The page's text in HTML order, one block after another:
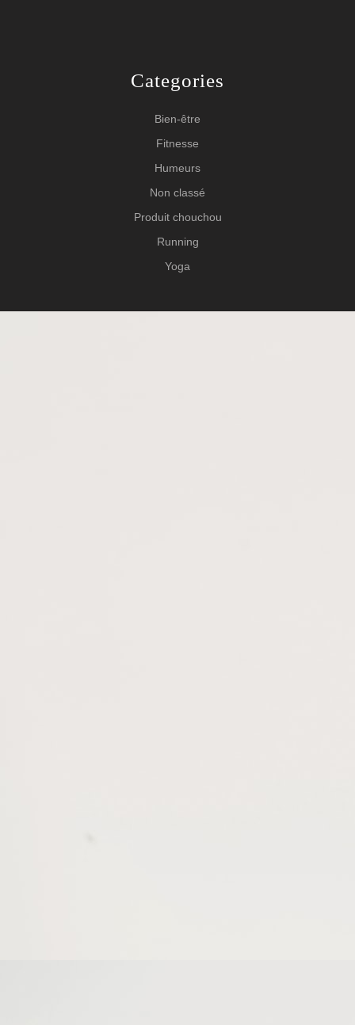
Categories
Bien-être
Fitnesse
Humeurs
Non classé
Produit chouchou
Running
Yoga